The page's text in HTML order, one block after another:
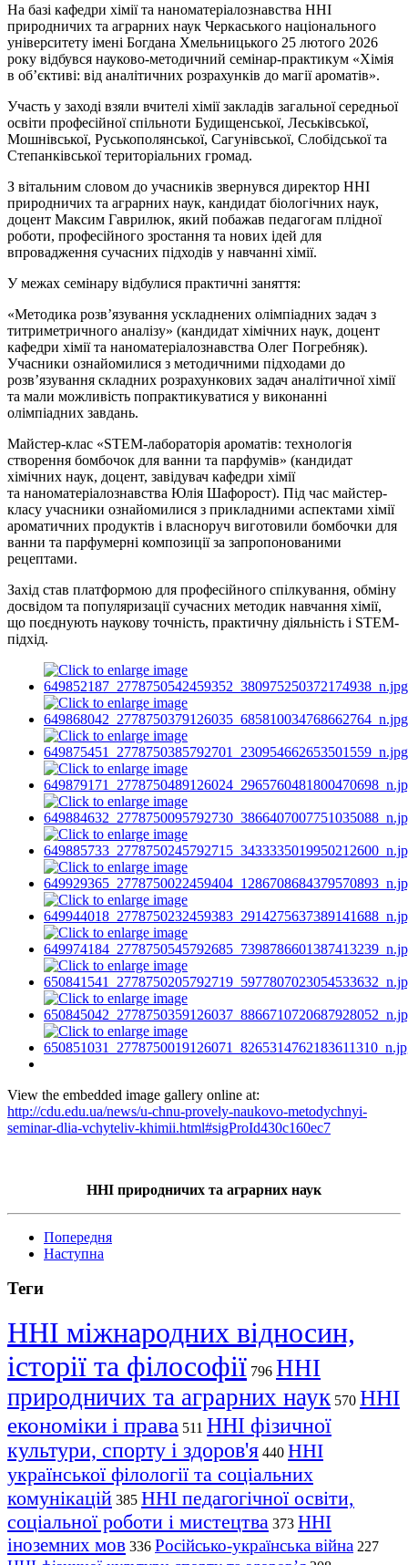
На базі кафедри хімії та наноматеріалознавства ННІ
природничих та аграрних наук Черкаського національного
університету імені Богдана Хмельницького 25 лютого 2026
року відбувся науково-методичний семінар-практикум «Хімія
в об’єктиві: від аналітичних розрахунків до магії ароматів».
Участь у заході взяли вчителі хімії закладів загальної середньої
освіти професійної спільноти Будищенської, Леськівської,
Мошнівської, Руськополянської, Сагунівської, Слобідської та
Степанківської територіальних громад.
З вітальним словом до учасників звернувся директор ННІ
природничих та аграрних наук, кандидат біологічних наук,
доцент Максим Гаврилюк, який побажав педагогам плідної
роботи, професійного зростання та нових ідей для
впровадження сучасних підходів у навчанні хімії.
У межах семінару відбулися практичні заняття:
«Методика розв’язування ускладнених олімпіадних задач з
титриметричного аналізу» (кандидат хімічних наук, доцент
кафедри хімії та наноматеріалознавства Олег Погребняк).
Учасники ознайомилися з методичними підходами до
розв’язування складних розрахункових задач аналітичної хімії
та мали можливість попрактикуватися у виконанні
олімпіадних завдань.
Майстер-клас «STEM-лабораторія ароматів: технологія
створення бомбочок для ванни та парфумів» (кандидат
хімічних наук, доцент, завідувач кафедри хімії
та наноматеріалознавства Юлія Шафорост). Під час майстер-
класу учасники ознайомилися з прикладними аспектами хімії
ароматичних продуктів і власноруч виготовили бомбочки для
ванни та парфумерні композиції за запропонованими
рецептами.
Захід став платформою для професійного спілкування, обміну
досвідом та популяризації сучасних методик навчання хімії,
що поєднують наукову точність, практичну діяльність і STEM-
підхід.
View the embedded image gallery online at:
http://cdu.edu.ua/news/u-chnu-provely-naukovo-metodychnyi-
seminar-dlia-vchyteliv-khimii.html#sigProId430c160ec7
ННІ природничих та аграрних наук
Попередня
Наступна
Теги
ННІ міжнародних відносин,
історії та філософії 796 ННІ
природничих та аграрних наук 570 ННІ
економіки і права 511 ННІ фізичної
культури, спорту і здоров'я 440 ННІ
української філології та соціальних
комунікацій 385 ННІ педагогічної освіти,
соціальної роботи і мистецтва 373 ННІ
іноземних мов 336 Російсько-українська війна 227